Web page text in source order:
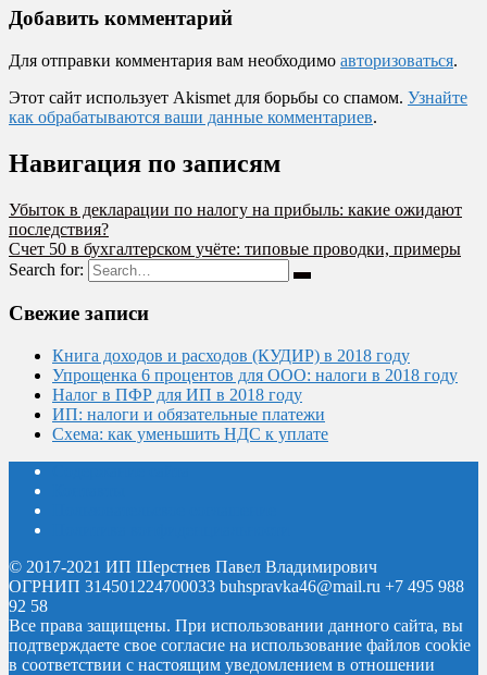
Добавить комментарий
Для отправки комментария вам необходимо авторизоваться.
Этот сайт использует Akismet для борьбы со спамом. Узнайте
как обрабатываются ваши данные комментариев.
Навигация по записям
Убыток в декларации по налогу на прибыль: какие ожидают
последствия?
Счет 50 в бухгалтерском учёте: типовые проводки, примеры
Search for:
Свежие записи
Книга доходов и расходов (КУДИР) в 2018 году
Упрощенка 6 процентов для ООО: налоги в 2018 году
Налог в ПФР для ИП в 2018 году
ИП: налоги и обязательные платежи
Схема: как уменьшить НДС к уплате
© 2017-2021 ИП Шерстнев Павел Владимирович
ОГРНИП 314501224700033 buhspravka46@mail.ru +7 495 988
92 58
Все права защищены. При использовании данного сайта, вы
подтверждаете свое согласие на использование файлов cookie
в соответствии с настоящим уведомлением в отношении